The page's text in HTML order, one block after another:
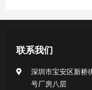
一次性使用采样器系列
联系我们
深圳市宝安区新桥
号厂房八层